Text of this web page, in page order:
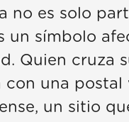
no es solo
un símbolo
Quien cruza
con una postal
un sitio